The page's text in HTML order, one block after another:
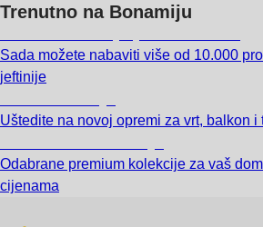
Trenutno na Bonamiju
Sada možete nabaviti više od 10.000
jeftinije
Uštedite na novoj opremi za vrt, balkon i
Odabrane premium kolekcije za vaš
cijenama